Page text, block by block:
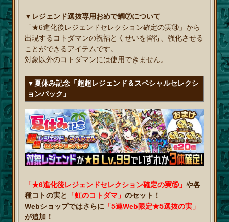
▼レジェンド選抜専用おめで鯛⑦について
「★6進化後レジェンドセレクション確定の実⑭」から
出現するコトダマンの祝福とくせいを習得、強化させる
ことができるアイテムです。
対象以外のコトダマンには使用できません。
▼夏休み記念「超超レジェンド＆スペシャルセレクシ
ョンパック」
「★6進化後レジェンドセレクション確定の実⑮」や各
種コトの実と
「虹のコトダマ」のセット！
Webショップではさらに 「5連Web限定★5選抜の実」
が追加！